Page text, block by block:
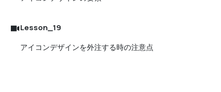
Lesson_19
アイコンデザインを外注する時の注意点